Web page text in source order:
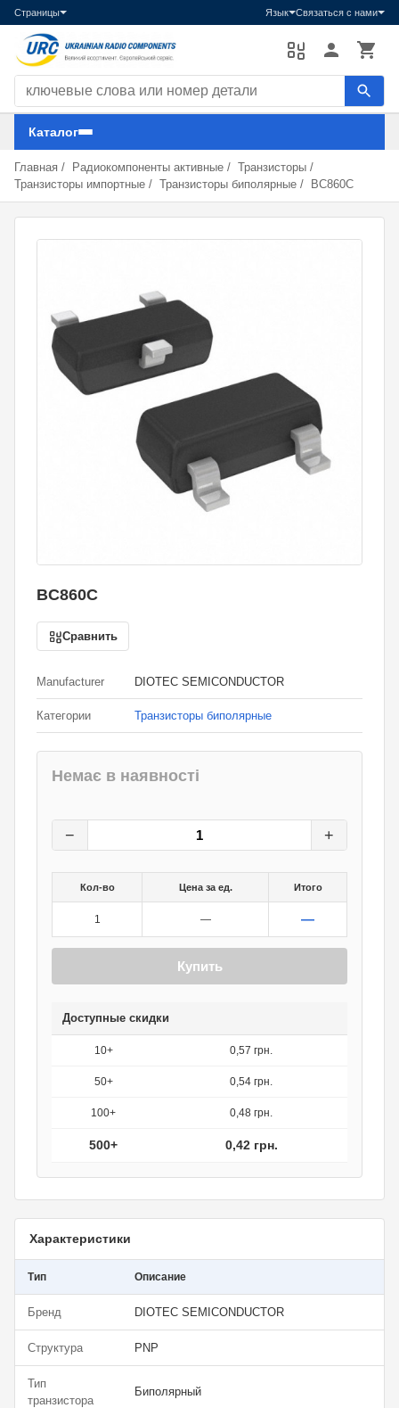
Страницы Язык Связаться с нами
Каталог
Главная / Радиокомпоненты активные / Транзисторы /
Транзисторы импортные / Транзисторы биполярные / BC860C
BC860C
Сравнить
Manufacturer DIOTEC SEMICONDUCTOR
Категории Транзисторы биполярные
Немає в наявності
− +
Кол-во Цена за ед. Итого
1 — —
Купить
Доступные скидки
10+ 0,57 грн.
50+ 0,54 грн.
100+ 0,48 грн.
500+ 0,42 грн.
Характеристики
Тип Описание
Бренд DIOTEC SEMICONDUCTOR
Структура PNP
Тип
транзистора
Биполярный